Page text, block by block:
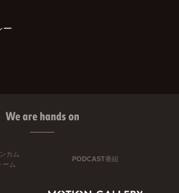
ー
We are hands on
カム
ーム
PODCAST番組